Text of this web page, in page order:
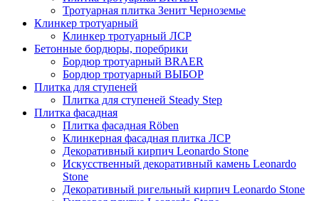
Тротуарная плитка Зенит Черноземье
Клинкер тротуарный
Клинкер тротуарный ЛСР
Бетонные бордюры, поребрики
Бордюр тротуарный BRAER
Бордюр тротуарный ВЫБОР
Плитка для ступеней
Плитка для ступеней Steady Step
Плитка фасадная
Плитка фасадная Röben
Клинкерная фасадная плитка ЛСР
Декоративный кирпич Leonardo Stone
Искусственный декоративный камень Leonardo
Stone
Декоративный ригельный кирпич Leonardo Stone